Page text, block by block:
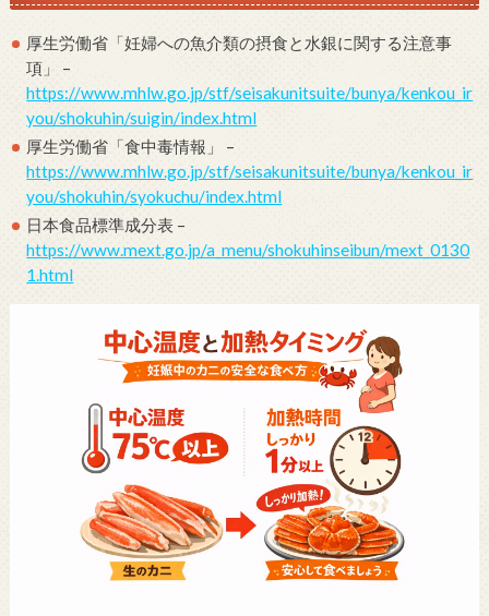
厚生労働省「妊婦への魚介類の摂食と水銀に関する注意事
項」 –
https://www.mhlw.go.jp/stf/seisakunitsuite/bunya/kenkou_ir
you/shokuhin/suigin/index.html
厚生労働省「食中毒情報」 –
https://www.mhlw.go.jp/stf/seisakunitsuite/bunya/kenkou_ir
you/shokuhin/syokuchu/index.html
日本食品標準成分表 –
https://www.mext.go.jp/a_menu/shokuhinseibun/mext_0130
1.html